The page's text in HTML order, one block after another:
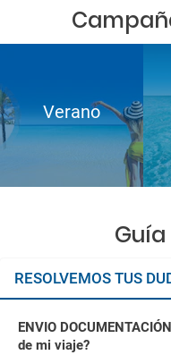
Verano
RESOLVEMOS TUS
ENVIO
de mi viaje?